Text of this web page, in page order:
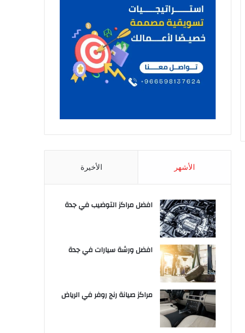
الأشهر الأخيرة
افضل مراكز التوضيب في جدة
افضل ورشة سيارات في جدة
مراكز صيانة رنج روفر في الرياض